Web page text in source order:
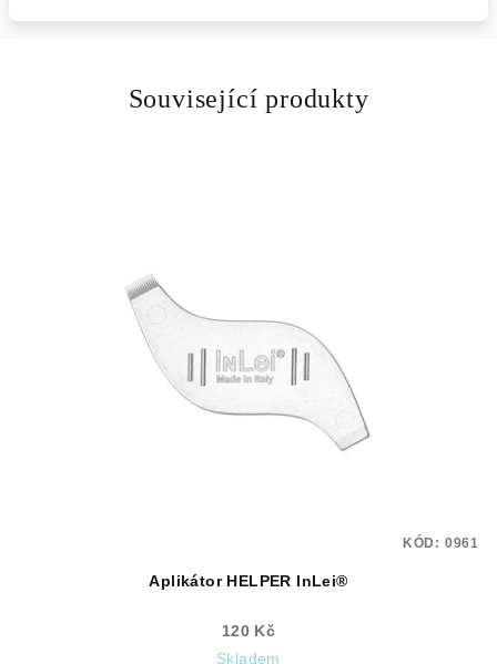
Související produkty
Aplikátor HELPER InLei®
120 Kč
Skladem
KÓD: 0961